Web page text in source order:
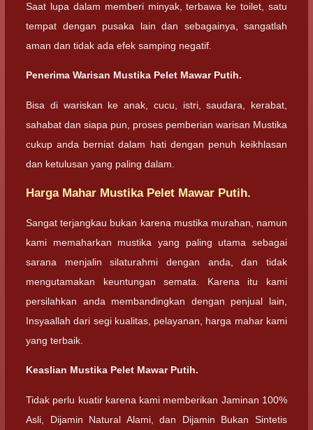
Saat lupa dalam memberi minyak, terbawa ke toilet, satu
tempat dengan pusaka lain dan sebagainya, sangatlah
aman dan tidak ada efek samping negatif.
Penerima Warisan Mustika Pelet Mawar Putih.
Bisa di wariskan ke anak, cucu, istri, saudara, kerabat,
sahabat dan siapa pun, proses pemberian warisan Mustika
cukup anda berniat dalam hati dengan penuh keikhlasan
dan ketulusan yang paling dalam.
Harga Mahar Mustika Pelet Mawar Putih.
Sangat terjangkau bukan karena mustika murahan, namun
kami memaharkan mustika yang paling utama sebagai
sarana menjalin silaturahmi dengan anda, dan tidak
mengutamakan keuntungan semata. Karena itu kami
persilahkan anda membandingkan dengan penjual lain,
Insyaallah dari segi kualitas, pelayanan, harga mahar kami
yang terbaik.
Keaslian Mustika Pelet Mawar Putih.
Tidak perlu kuatir karena kami memberikan Jaminan 100%
Asli, Dijamin Natural Alami, dan Dijamin Bukan Sintetis